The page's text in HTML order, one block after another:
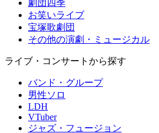
劇団四季
お笑いライブ
宝塚歌劇団
その他の演劇・ミュージカル
ライブ・コンサートから探す
バンド・グループ
男性ソロ
LDH
VTuber
ジャズ・フュージョン